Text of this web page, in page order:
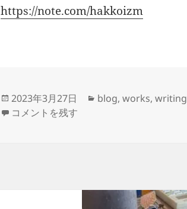
https://note.com/hakkoizm
投
稿
2023年3月27日
カ
blog,works,writing
note はじめました に
コメントを残す